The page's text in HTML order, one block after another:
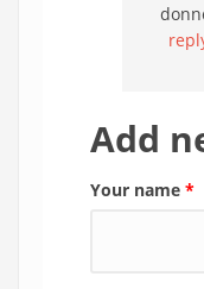
Add
Your name *